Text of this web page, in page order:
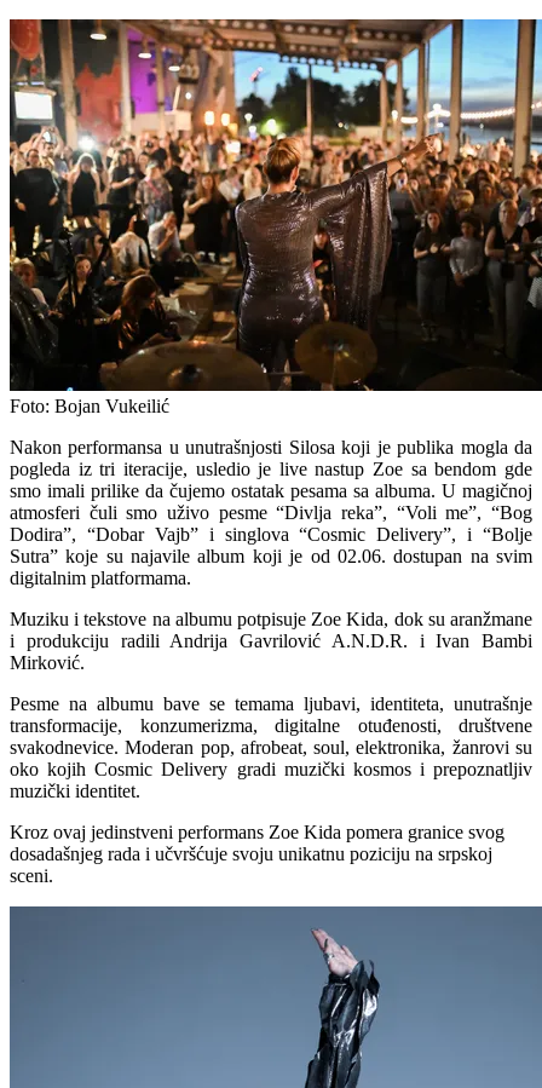
Foto: Bojan Vukeilić
Nakon performansa u unutrašnjosti Silosa koji je publika mogla da
pogleda iz tri iteracije, usledio je live nastup Zoe sa bendom gde
smo imali prilike da čujemo ostatak pesama sa albuma. U magičnoj
atmosferi čuli smo uživo pesme “Divlja reka”, “Voli me”, “Bog
Dodira”, “Dobar Vajb” i singlova “Cosmic Delivery”, i “Bolje
Sutra” koje su najavile album koji je od 02.06. dostupan na svim
digitalnim platformama.
Muziku i tekstove na albumu potpisuje Zoe Kida, dok su aranžmane
i produkciju radili Andrija Gavrilović A.N.D.R. i Ivan Bambi
Mirković.
Pesme na albumu bave se temama ljubavi, identiteta, unutrašnje
transformacije, konzumerizma, digitalne otuđenosti, društvene
svakodnevice. Moderan pop, afrobeat, soul, elektronika, žanrovi su
oko kojih Cosmic Delivery gradi muzički kosmos i prepoznatljiv
muzički identitet.
Kroz ovaj jedinstveni performans Zoe Kida pomera granice svog
dosadašnjeg rada i učvršćuje svoju unikatnu poziciju na srpskoj
sceni.